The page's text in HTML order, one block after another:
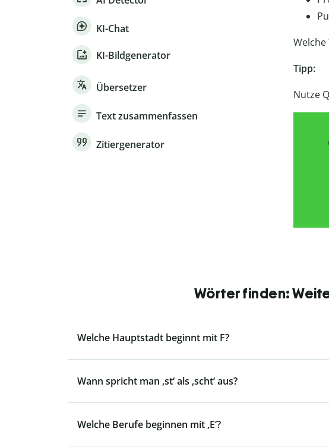
KI-Chat
KI-Bildgenerator
Übersetzer
Text zusammenfassen
Zitiergenerator
Welche
Tipp:
Nutze
Wörter finden:
Welche Hauptstadt beginnt mit F?
Wann spricht man ‚st‘ als ‚scht‘ aus?
Welche Berufe beginnen mit ‚E‘?